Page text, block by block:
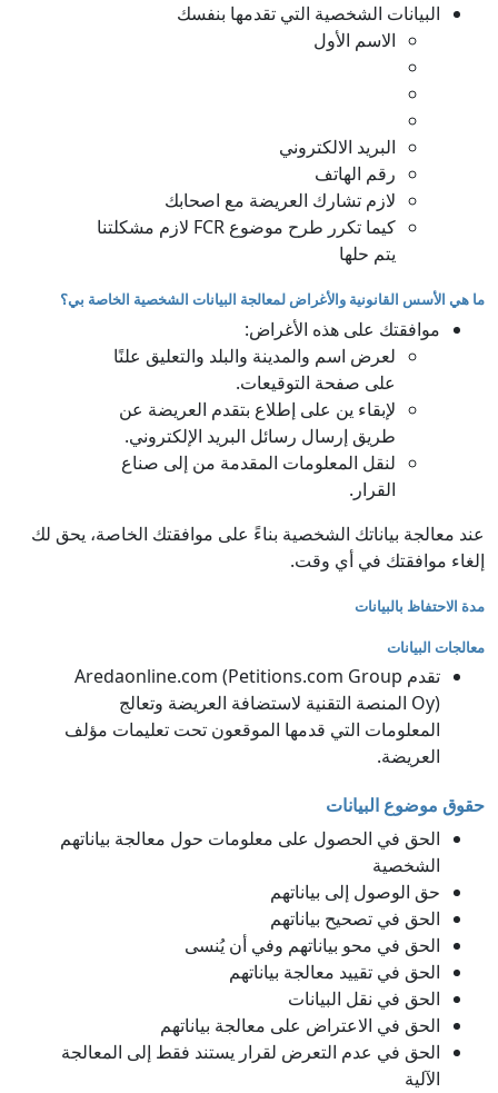
البيانات الشخصية التي تقدمها بنفسك
الاسم الأول
البريد الالكتروني
رقم الهاتف
لازم تشارك العريضة مع اصحابك
كيما تكرر طرح موضوع FCR لازم مشكلتنا
يتم حلها
ما هي الأسس القانونية والأغراض لمعالجة البيانات الشخصية الخاصة بي؟
موافقتك على هذه الأغراض:
لعرض اسم والمدينة والبلد والتعليق علنًا
على صفحة التوقيعات.
لإبقاء ين على إطلاع بتقدم العريضة عن
طريق إرسال رسائل البريد الإلكتروني.
لنقل المعلومات المقدمة من إلى صناع
القرار.
عند معالجة بياناتك الشخصية بناءً على موافقتك الخاصة، يحق لك
إلغاء موافقتك في أي وقت.
مدة الاحتفاظ بالبيانات
معالجات البيانات
تقدم Aredaonline.com (Petitions.com Group
Oy) المنصة التقنية لاستضافة العريضة وتعالج
المعلومات التي قدمها الموقعون تحت تعليمات مؤلف
العريضة.
حقوق موضوع البيانات
الحق في الحصول على معلومات حول معالجة بياناتهم
الشخصية
حق الوصول إلى بياناتهم
الحق في تصحيح بياناتهم
الحق في محو بياناتهم وفي أن يُنسى
الحق في تقييد معالجة بياناتهم
الحق في نقل البيانات
الحق في الاعتراض على معالجة بياناتهم
الحق في عدم التعرض لقرار يستند فقط إلى المعالجة
الآلية